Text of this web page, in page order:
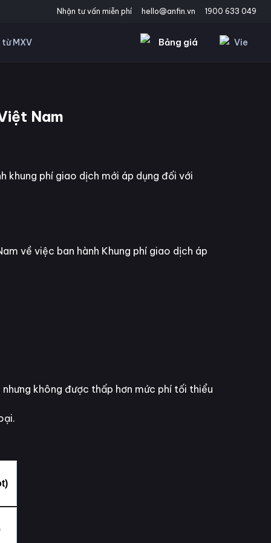
Nhận tư vấn miễn phí hello@anfin.vn 1900 633 049
MXV Bảng giá Vie
Nam
khung phí giao dịch mới áp dụng đối với
về việc ban hành Khung phí giao dịch áp
không được thấp hơn mức phí tối thiểu